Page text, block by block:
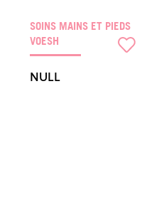
SOINS MAINS ET PIEDS
VOESH
NULL